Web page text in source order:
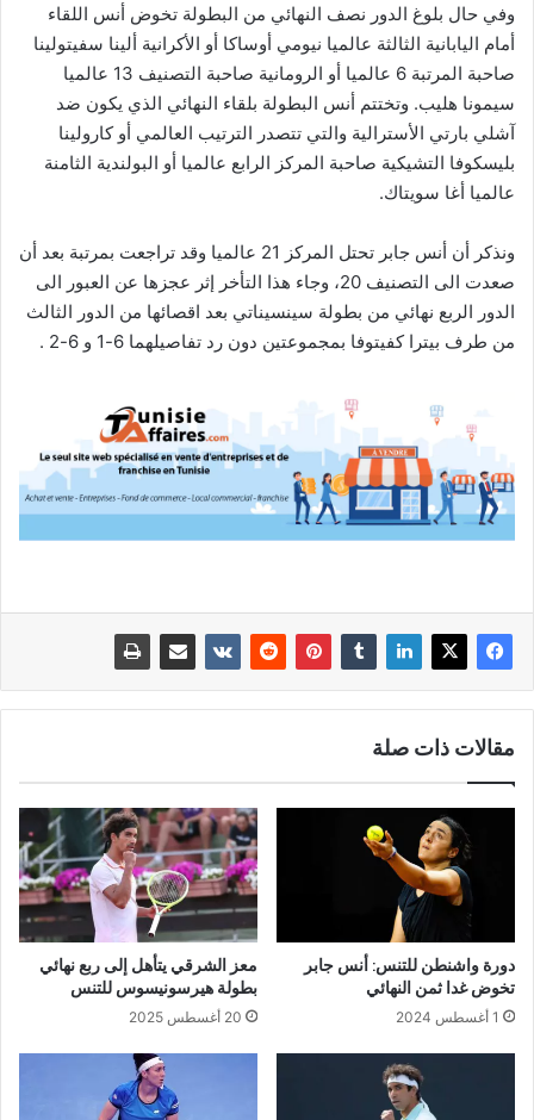
وفي حال بلوغ الدور نصف النهائي من البطولة تخوض أنس اللقاء
أمام اليابانية الثالثة عالميا نيومي أوساكا أو الأكرانية ألينا سفيتولينا
صاحبة المرتبة 6 عالميا أو الرومانية صاحبة التصنيف 13 عالميا
سيمونا هليب. وتختتم أنس البطولة بلقاء النهائي الذي يكون ضد
آشلي بارتي الأسترالية والتي تتصدر الترتيب العالمي أو كارولينا
بليسكوفا التشيكية صاحبة المركز الرابع عالميا أو البولندية الثامنة
عالميا أغا سويتاك.
ونذكر أن أنس جابر تحتل المركز 21 عالميا وقد تراجعت بمرتبة بعد أن
صعدت الى التصنيف 20، وجاء هذا التأخر إثر عجزها عن العبور الى
الدور الربع نهائي من بطولة سينسيناتي بعد اقصائها من الدور الثالث
من طرف بيترا كفيتوفا بمجموعتين دون رد تفاصيلهما 6-1 و 6-2 .
مقالات ذات صلة
دورة واشنطن للتنس: أنس جابر
تخوض غدا ثمن النهائي
1 أغسطس 2024
معز الشرقي يتأهل إلى ربع نهائي
بطولة هيرسونيسوس للتنس
20 أغسطس 2025